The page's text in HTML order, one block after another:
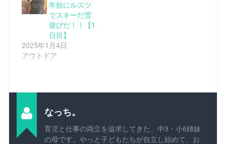
年始にルスツ
でスキーだ雪
遊びだ！！【1
日目】
2025年1月4日
アウトドア
なっち。
育児と仕事の両立を追求してきた、中3・小6姉妹
の母です。やっと子どもたちが自立し始めて、お